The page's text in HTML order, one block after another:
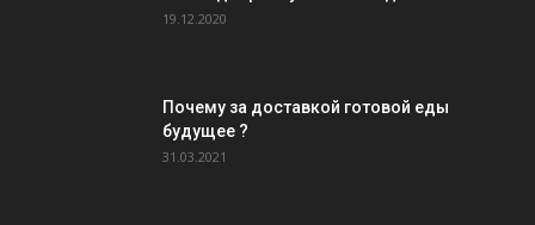
19.12.2020
Почему за доставкой готовой еды
будущее ?
31.03.2021